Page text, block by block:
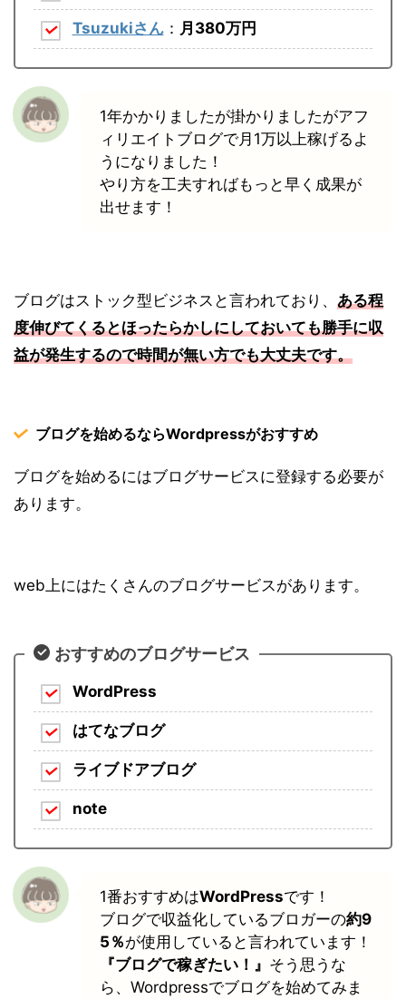
Tsuzukiさん： 月380万円
1年かかりましたが掛かりましたがアフ
ィリエイトブログで月1万以上稼げるよ
うになりました！
やり方を工夫すればもっと早く成果が
出せます！
ブログはストック型ビジネスと言われており、 ある程
度伸びてくるとほったらかしにしておいても勝手に収
益が発生するので時間が無い方でも大丈夫です。
ブログを始めるならWordpressがおすすめ
ブログを始めるにはブログサービスに登録する必要が
あります。
web上にはたくさんのブログサービスがあります。
おすすめのブログサービス
WordPress
はてなブログ
ライブドアブログ
note
1番おすすめはWordPressです！
ブログで収益化しているブロガーの約9
5％が使用していると言われています！
『ブログで稼ぎたい！』 そう思うな
ら、Wordpressでブログを始めてみま